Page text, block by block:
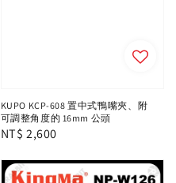
KUPO KCP-608 置中式鴨嘴夾、附
可調整角度的 16mm 公頭
Regular
NT$ 2,600